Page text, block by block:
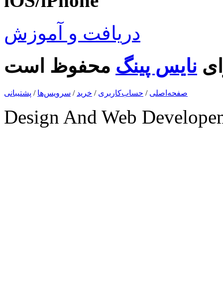
دریافت و آموزش
نایس پینگ
صفحه‌اصلی / حساب‌کاربری / خرید / سرویس‌ها / پشتیبانی
Design And Web